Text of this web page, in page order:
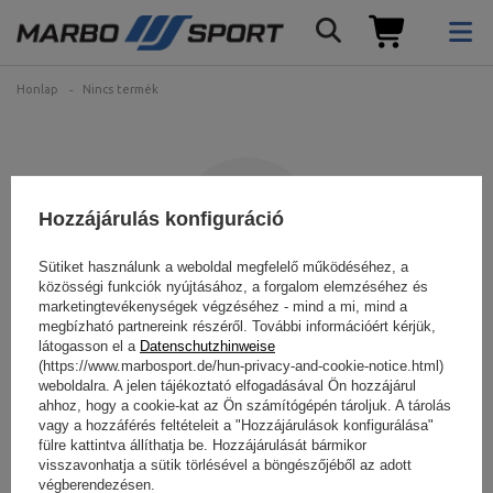
Honlap Nincs termék
Az Ön által keresett termék
nem található.
Próbáljon meg pontosabb paramétereket megadni. Használja a
címet. fejlett keresőmotor.
Hozzájárulás konfiguráció
Sütiket használunk a weboldal megfelelő működéséhez, a
közösségi funkciók nyújtásához, a forgalom elemzéséhez és
marketingtevékenységek végzéséhez - mind a mi, mind a
megbízható partnereink részéről. További információért kérjük,
látogasson el a Datenschutzhinweise
(https://www.marbosport.de/hun-privacy-and-cookie-notice.html)
weboldalra. A jelen tájékoztató elfogadásával Ön hozzájárul
ahhoz, hogy a cookie-kat az Ön számítógépén tároljuk. A tárolás
vagy a hozzáférés feltételeit a "Hozzájárulások konfigurálása"
fülre kattintva állíthatja be. Hozzájárulását bármikor
visszavonhatja a sütik törlésével a böngészőjéből az adott
végberendezésen.